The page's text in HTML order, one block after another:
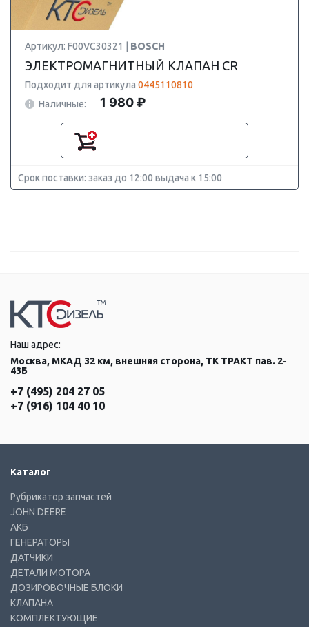
Артикул: F00VC30321 | BOSCH
ЭЛЕКТРОМАГНИТНЫЙ КЛАПАН CR
Подходит для артикула 0445110810
Наличные:
1 980 ₽
Срок поставки: заказ до 12:00 выдача к 15:00
Наш адрес:
Москва, МКАД 32 км, внешняя сторона, ТК ТРАКТ пав. 2-
43Б
+7 (495) 204 27 05
+7 (916) 104 40 10
Каталог
Рубрикатор запчастей
JOHN DEERE
АКБ
ГЕНЕРАТОРЫ
ДАТЧИКИ
ДЕТАЛИ МОТОРА
ДОЗИРОВОЧНЫЕ БЛОКИ
КЛАПАНА
КОМПЛЕКТУЮЩИЕ